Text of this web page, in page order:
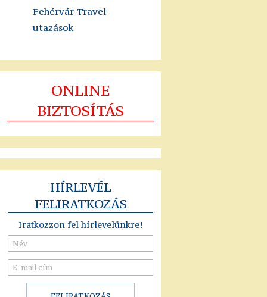
Fehérvár Travel
utazások
ONLINE
BIZTOSÍTÁS
HÍRLEVÉL
FELIRATKOZÁS
Iratkozzon fel hírlevelünkre!